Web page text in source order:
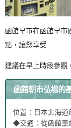
函館早市在函館早市
點，讓您享受
建議在早上時段參觀
函館朝市弘場的
位置：日本北海
◆交通：從函館車